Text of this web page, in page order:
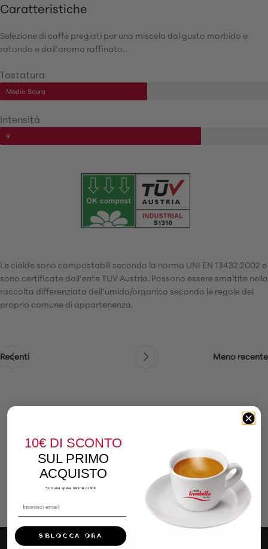
Caratteristiche
Selezione di caffè pregiati per una miscela dal gusto morbido e
rotondo e dall’aroma raffinato..
Tostatura
Medio Scura
Intensità
9
Le cialde sono compostabili secondo la norma UNI EN 13432:2002 e
sono certificate dall’ente TUV Austria. Possono essere smaltite nella
raccolta differenziata dell’umido/organico secondo le regole del
proprio comune di appartenenza.
Recenti Meno recente
10€ DI SCONTO
SUL PRIMO
ACQUISTO
*con una spesa minima di 60€
SBLOCCA ORA